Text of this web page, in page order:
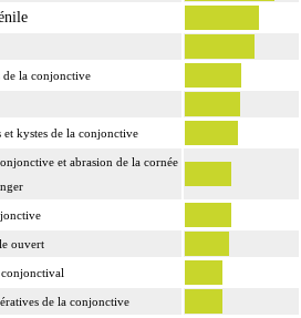
de la conjonctive
et kystes de la conjonctive
et abrasion de la cornée
ouvert
conjonctival
de la conjonctive